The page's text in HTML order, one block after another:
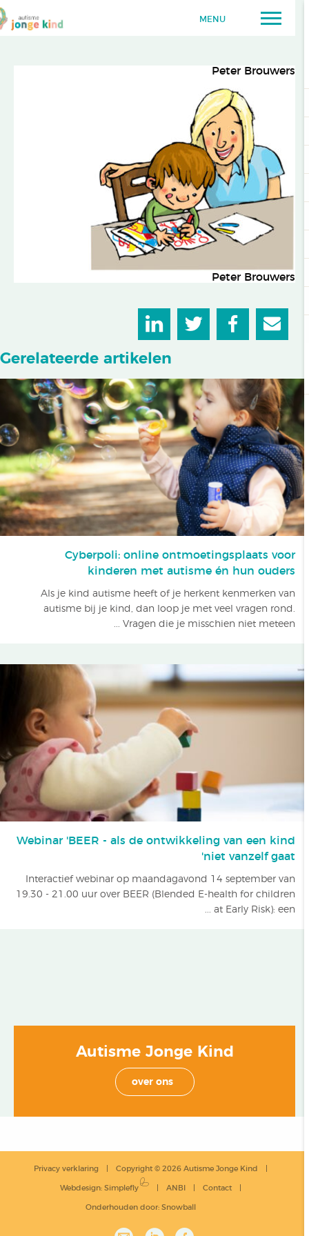
MENU
Peter Brouwers
Peter Brouwers
Gerelateerde artikelen
Cyberpoli: online ontmoetingsplaats voor
kinderen met autisme én hun ouders
Als je kind autisme heeft of je herkent kenmerken van
autisme bij je kind, dan loop je met veel vragen rond.
Vragen die je misschien niet meteen ...
Webinar 'BEER - als de ontwikkeling van een kind
niet vanzelf gaat'
Interactief webinar op maandagavond 14 september van
19.30 - 21.00 uur over BEER (Blended E-health for children
at Early Risk): een ...
Autisme Jonge Kind
over ons
Copyright © 2026 Autisme Jonge Kind
Privacy verklaring
Contact
ANBI
Webdesign:Simplefly
Onderhouden door:Snowball